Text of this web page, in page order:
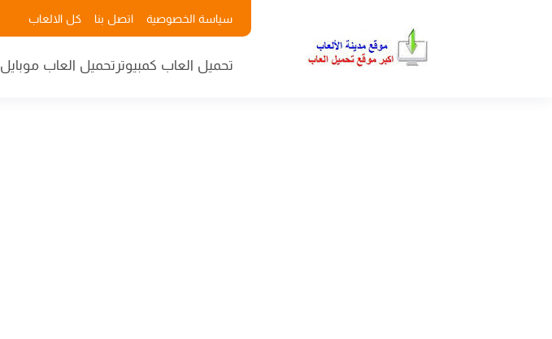
سياسة الخصوصية اتصل بنا كل الالعاب
تحميل العاب كمبيوتر تحميل العاب موبايل